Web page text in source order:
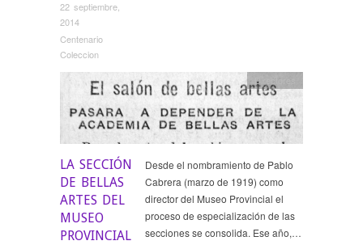
22 septiembre,
2014
Centenario
Coleccion
LA SECCIÓN
DE BELLAS
ARTES DEL
MUSEO
PROVINCIAL
Directores
Desde el nombramiento de Pablo
Cabrera (marzo de 1919) como
director del Museo Provincial el
proceso de especialización de las
secciones se consolida. Ese año,…